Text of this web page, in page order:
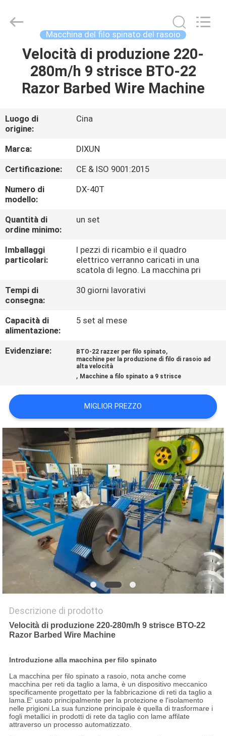
CASA
PRODOTTI
MANIFESTAZIONE
DI
VR
CIRCA
NOI
GIRO
DELLA
FABBRICA
CONTROLLO
DI
QUALITÀ
CONTATTICI
RICHIEDA
UNA
CITAZIONE
MAPPA
DEL
SITO
PRIVACY
POLICY
Mesh
Products
Macchina del filo spinato del rasoio
Velocità di produzione 220-
280m/h 9 strisce BTO-22
Razor Barbed Wire Machine
Luogo di
origine:
Cina
Marca:
DIXUN
Certificazione:
CE & ISO 9001:2015
Numero di
modello:
DX-40T
Quantità di
ordine minimo:
un set
Imballaggi
particolari:
I pezzi di ricambio e il quadro
elettrico verranno caricati in una
scatola di legno. La macchina pri
Tempi di
consegna:
30 giorni lavorativi
Capacità di
alimentazione:
5 set al mese
Evidenziare: BTO-22 razzer per filo spinato,
macchine per la produzione di filo di rasoio ad
alta velocità
, Macchine a filo spinato a 9 strisce
MIGLIOR PREZZO
Descrizione di prodotto
Velocità di produzione 220-280m/h 9 strisce BTO-22
Razor Barbed Wire Machine
Introduzione alla macchina per filo spinato
La macchina per filo spinato a rasoio, nota anche come
macchina per reti da taglio a lama, è un dispositivo meccanico
specificamente progettato per la fabbricazione di reti da taglio a
lama.E' usato principalmente per la protezione e l'isolamento
nelle prigioni.La sua funzione principale è quella di trasformare i
fogli metallici in prodotti di rete da taglio con lame affilate
attraverso un processo automatizzato.